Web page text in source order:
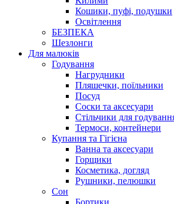
Кошики, пуфі, подушки
Освітлення
БЕЗПЕКА
Шезлонги
Для малюків
Годування
Нагрудники
Пляшечки, поїльники
Посуд
Соски та аксесуари
Стільчики для
Термоси, контейнери
Купання та Гігієна
Ванна та аксесуари
Горщики
Косметика, догляд
Рушники, пелюшки
Сон
Бортики